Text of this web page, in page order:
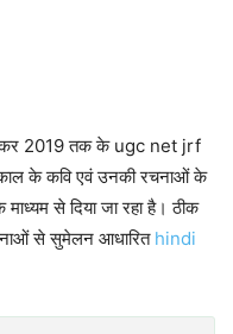
2019 तक के ugc net jrf
के कवि एवं उनकी रचनाओं के
से दिया जा रहा है। ठीक
से सुमेलन आधारित hindi